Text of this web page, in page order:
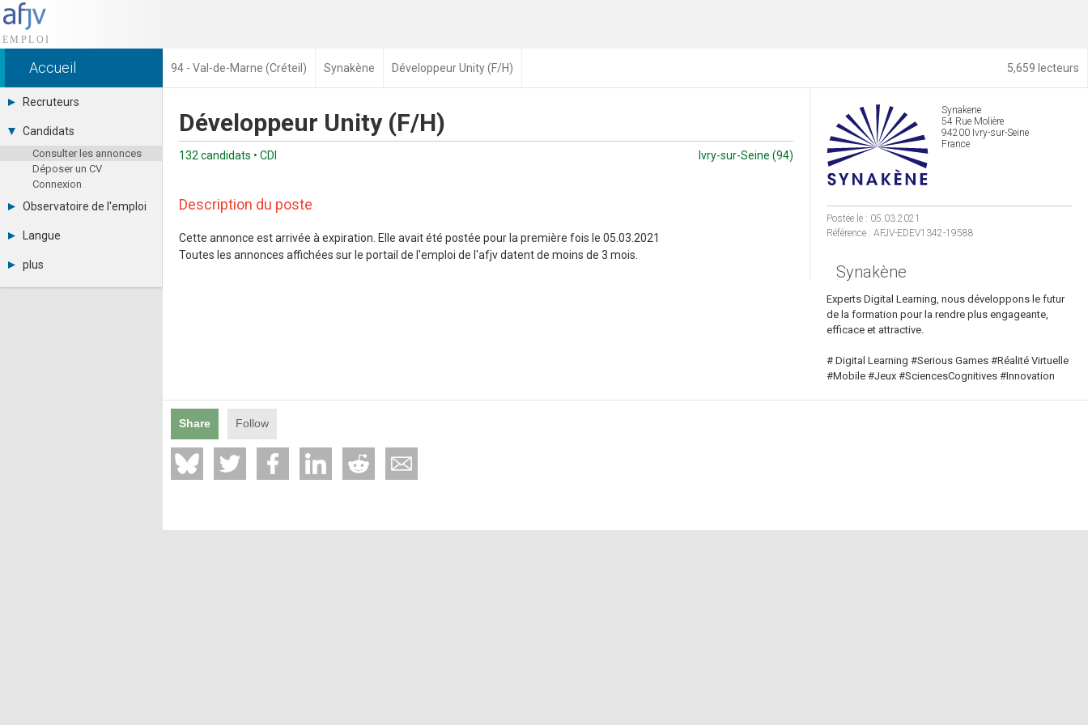
5,659 lecteurs
Accueil 94 - Val-de-Marne (Créteil) Synakène Développeur Unity (F/H)
Recruteurs
Déposer une annonce
Tarifs
Interface recruteur
Candidats
Consulter les annonces
Déposer un CV
Connexion
Observatoire de l'emploi
Par métier
Par contrat
Langue
Español
plus
Actualités
Synakene
54 Rue Molière
94200 Ivry-sur-Seine
France
Postée le : 05.03.2021
Référence : AFJV-EDEV1342-19588
Synakène
Experts Digital Learning, nous développons le futur
de la formation pour la rendre plus engageante,
efficace et attractive.
# Digital Learning #Serious Games #Réalité Virtuelle
#Mobile #Jeux #SciencesCognitives #Innovation
Développeur Unity (F/H)
132 candidats • CDI Ivry-sur-Seine (94)
Description du poste
Cette annonce est arrivée à expiration. Elle avait été postée pour la première fois le 05.03.2021
Toutes les annonces affichées sur le portail de l'emploi de l'afjv datent de moins de 3 mois.
Share Follow